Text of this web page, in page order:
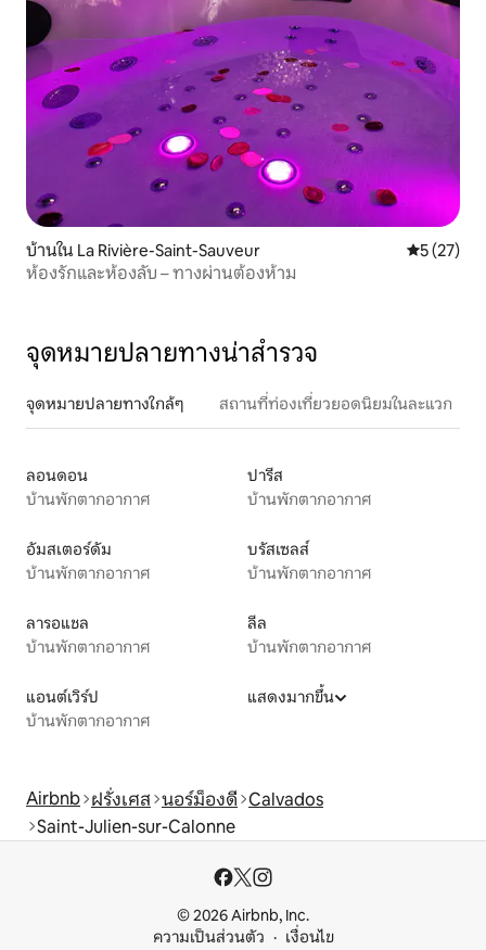
บ้านใน La Rivière-Saint-Sauveur คะแนนเฉลี่
5 (27)
ห้องรักและห้องลับ – ทางผ่านต้องห้าม
จุดหมายปลายทางน่าสำรวจ
จุดหมายปลายทางใกล้ๆ สถานที่ท่องเที่ยวยอดนิยมในละแวก
ลอนดอน
บ้านพักตากอากาศ
ปารีส
บ้านพักตากอากาศ
อัมสเตอร์ดัม
บ้านพักตากอากาศ
บรัสเซลส์
บ้านพักตากอากาศ
ลารอแชล
บ้านพักตากอากาศ
ลีล
บ้านพักตากอากาศ
แอนต์เวิร์ป
บ้านพักตากอากาศ
แสดงมากขึ้น
Airbnb ฝรั่งเศส นอร์ม็องดี Calvados
Saint-Julien-sur-Calonne
© 2026 Airbnb, Inc.
ความเป็นส่วนตัว
เงื่อนไข